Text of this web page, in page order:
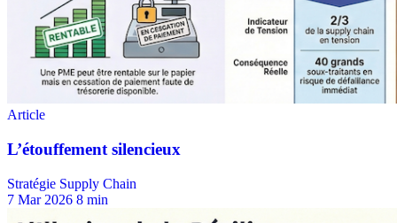
Stratégie Supply Chain
7 Mar 2026 8 min